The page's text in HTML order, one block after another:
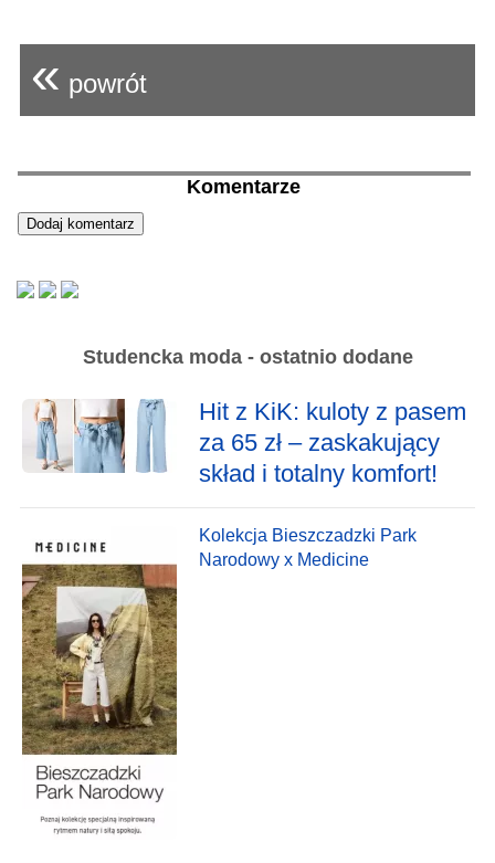
« powrót
Komentarze
Studencka moda - ostatnio dodane
Hit z KiK: kuloty z pasem
za 65 zł – zaskakujący
skład i totalny komfort!
Kolekcja Bieszczadzki Park
Narodowy x Medicine